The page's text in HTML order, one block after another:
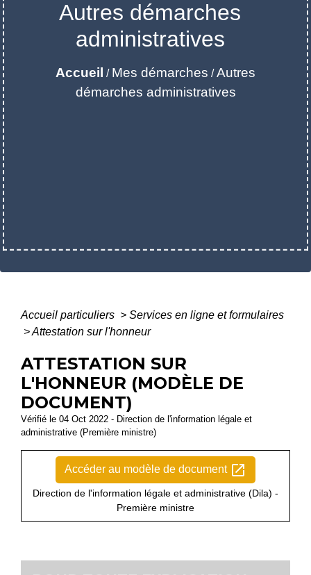
Autres démarches
administratives
Accueil / Mes démarches /Autres
démarches administratives
Accueil particuliers > Services en ligne et formulaires
>Attestation sur l'honneur
ATTESTATION SUR
L'HONNEUR (MODÈLE DE
DOCUMENT)
Vérifié le 04 Oct 2022 - Direction de l'information légale et
administrative (Première ministre)
Accéder au modèle de document open_in_new
Direction de l'information légale et administrative (Dila) -
Première ministre